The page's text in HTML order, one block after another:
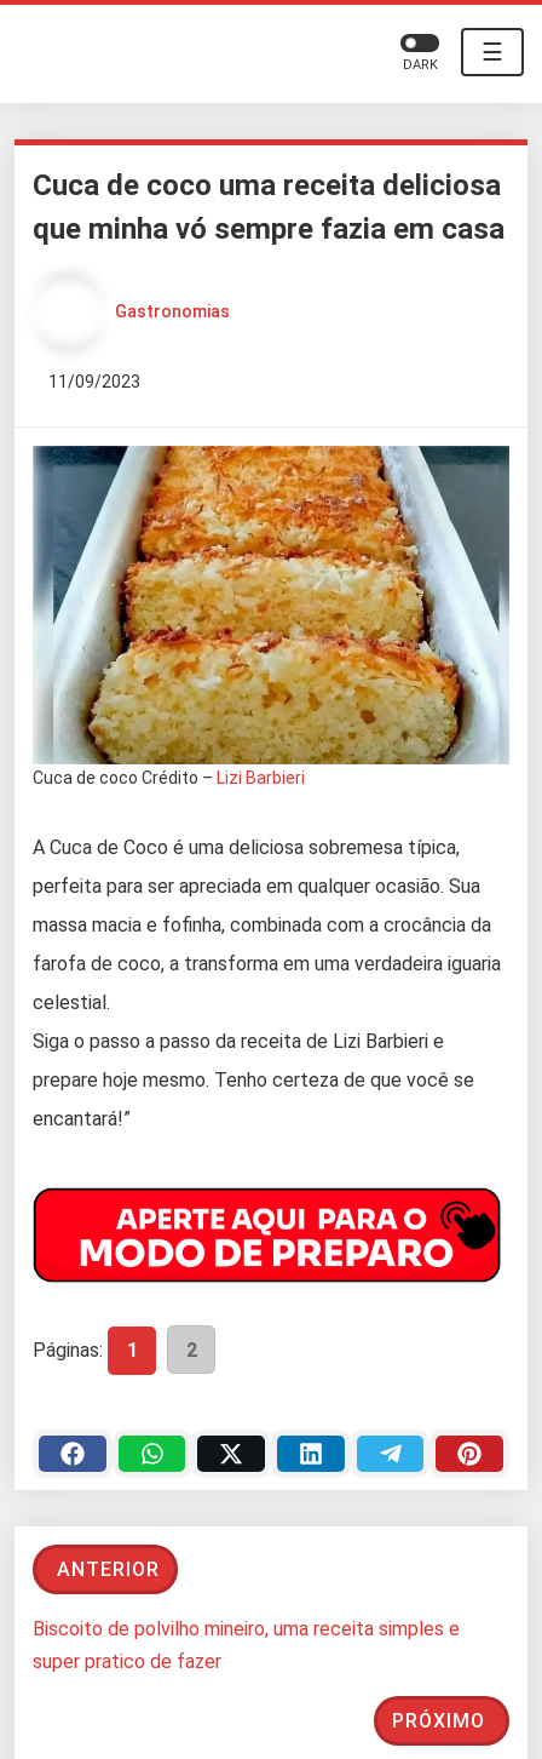
☰
DARK
Cuca de coco uma receita deliciosa
que minha vó sempre fazia em casa
Gastronomias
11/09/2023
Cuca de coco Crédito – Lizi Barbieri
A Cuca de Coco é uma deliciosa sobremesa típica,
perfeita para ser apreciada em qualquer ocasião. Sua
massa macia e fofinha, combinada com a crocância da
farofa de coco, a transforma em uma verdadeira iguaria
celestial.
Siga o passo a passo da receita de Lizi Barbieri e
prepare hoje mesmo. Tenho certeza de que você se
encantará!”
Páginas: 1 2
ANTERIOR
Biscoito de polvilho mineiro, uma receita simples e
super pratico de fazer
PRÓXIMO